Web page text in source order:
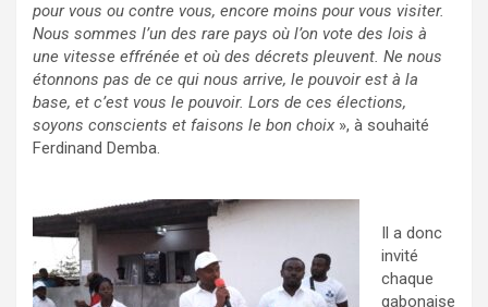
pour vous ou contre vous, encore moins pour vous visiter.
Nous sommes l’un des rare pays où l’on vote des lois à
une vitesse effrénée et où des décrets pleuvent. Ne nous
étonnons pas de ce qui nous arrive, le pouvoir est à la
base, et c’est vous le pouvoir. Lors de ces élections,
soyons conscients et faisons le bon choix », à souhaité
Ferdinand Demba.
Il a donc
invité
chaque
gabonaise